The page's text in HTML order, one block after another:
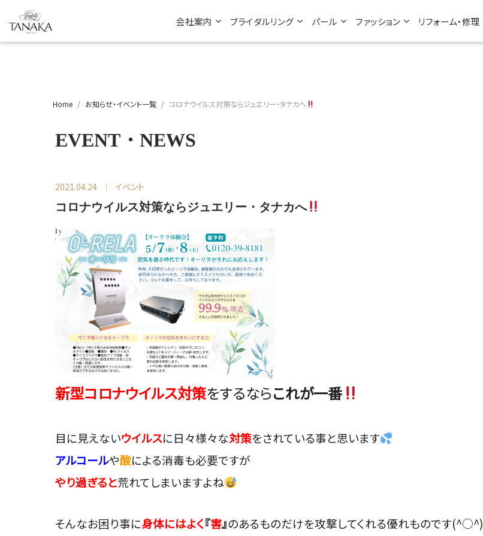
会社案内 ブライダルリング パール ファッション リフォーム・修理
Home お知らせ・イベント一覧 コロナウイルス対策ならジュエリー・タナカへ
EVENT・NEWS
2021.04.24 イベント
コロナウイルス対策ならジュエリー・タナカへ
新型コロナウイルス対策をするならこれが一番
目に見えないウイルスに日々様々な対策をされている事と思います
アルコールや酸による消毒も必要ですが
やり過ぎると荒れてしまいますよね
そんなお困り事に身体にはよく『害』のあるものだけを攻撃してくれる優れものです(^○^)